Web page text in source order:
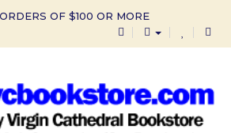
OF $100 OR MORE